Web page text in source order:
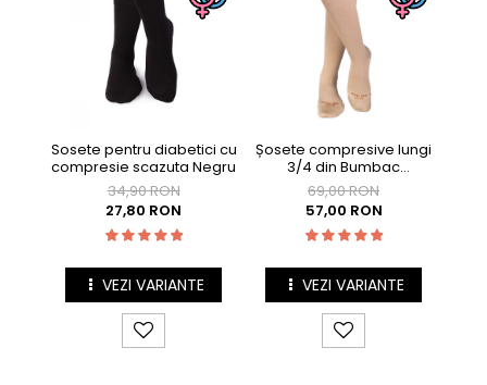
Sosete pentru diabetici cu
compresie scazuta Negru
34,90 RON
27,80 RON
VEZI VARIANTE
Șosete compresive lungi
3/4 din Bumbac
Mercerizat Bej
69,00 RON
57,00 RON
VEZI VARIANTE